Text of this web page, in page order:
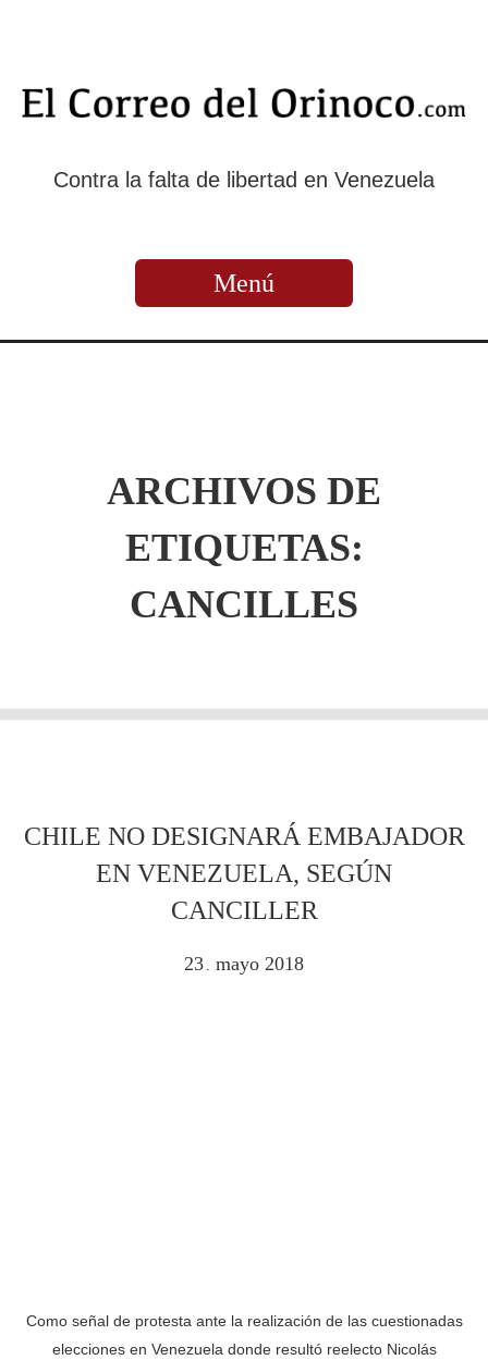
Contra la falta de libertad en Venezuela
Menú
ARCHIVOS DE
ETIQUETAS:
CANCILLES
CHILE NO DESIGNARÁ EMBAJADOR
EN VENEZUELA, SEGÚN
CANCILLER
23 . mayo 2018
Como señal de protesta ante la realización de las cuestionadas
elecciones en Venezuela donde resultó reelecto Nicolás